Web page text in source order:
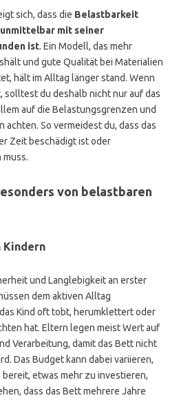
sich, dass die Belastbarkeit
mit seiner
ist. Ein Modell, das mehr
und gute Qualität bei Materialien
hält im Alltag länger stand. Wenn
solltest du deshalb nicht nur auf das
auf die Belastungsgrenzen und
So vermeidest du, dass das
Zeit beschädigt ist oder
von belastbaren
Kindern
und Langlebigkeit an erster
dem aktiven Alltag
Kind oft tobt, herumklettert oder
hat. Eltern legen meist Wert auf
Verarbeitung, damit das Bett nicht
Das Budget kann dabei variieren,
etwas mehr zu investieren,
dass das Bett mehrere Jahre